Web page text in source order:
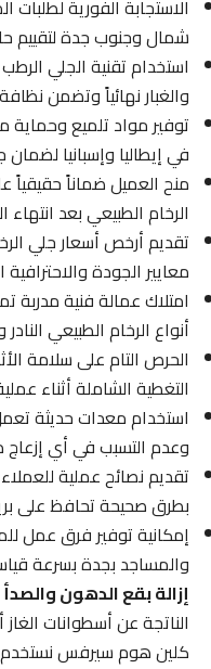
الاستجابة الفورية لطلبات
شمال وجنوب جدة لتقييم حالة
استخدام تقنية الجلي الرطب
والغبار نهائياً وتضمن نظافة
توفير مواد تلميع وحماية
في إيطاليا وإسبانيا لضمان
منح العميل ضماناً حقيقياً
الرخام الطبيعي بعد انتهاء
تقديم أرخص أسعار جلي
معايير الجودة والاحترافية
امتلاك عمالة فنية مدربة
أنواع الرخام الطبيعي النادر
الحرص التام على سلامة
التغطية الشاملة أثناء عملية
استخدام معدات حديثة تعمل
وعدم التسبب في أي إزعاج
تقديم نصائح عملية للعملاء
بطرق صحيحة تحافظ على
إمكانية توفير فرق عمل
والمساجد بجدة بسرعة
إزالة بقع الدهون والصدأ
الناتجة عن أسطوانات الغاز